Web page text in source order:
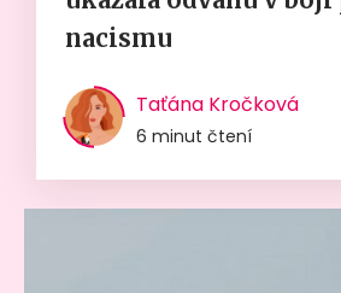
nacismu
Taťána Kročková
6 minut čtení